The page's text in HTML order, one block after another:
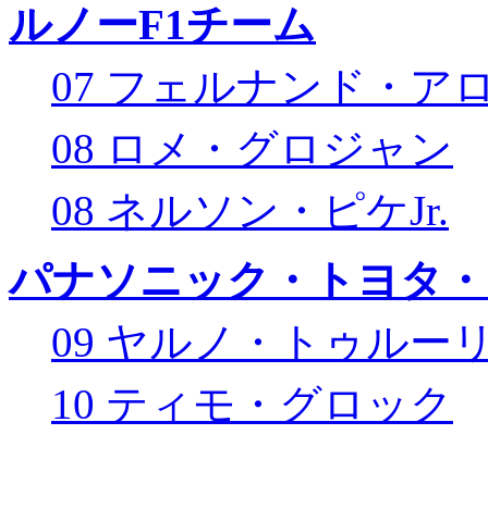
ルノーF1チーム
07 フェルナンド・ア
08 ロメ・グロジャン
08 ネルソン・ピケJr.
パナソニック・トヨタ
09 ヤルノ・トゥルー
10 ティモ・グロック